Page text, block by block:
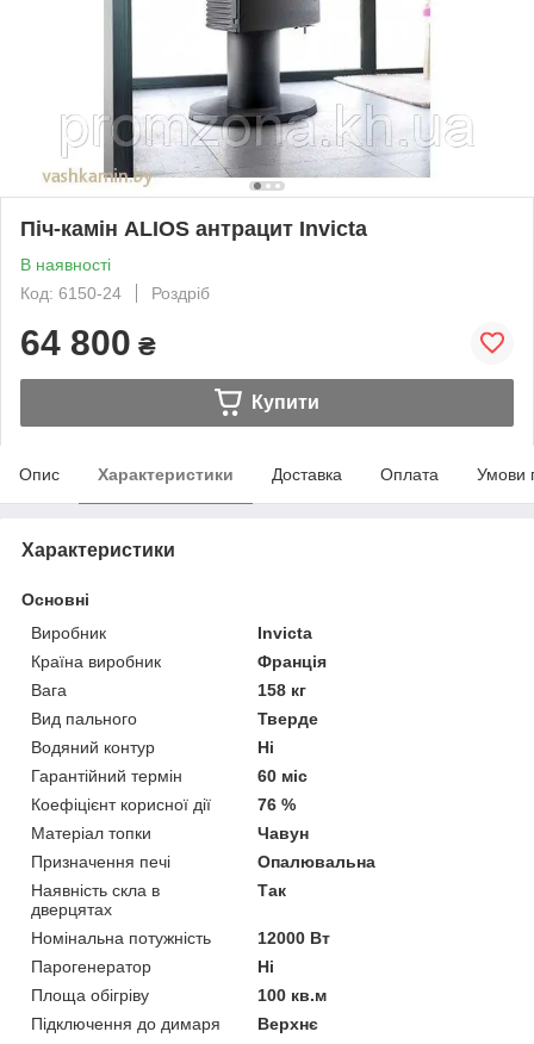
Піч-камін ALIOS антрацит Invicta
В наявності
Код: 6150-24
Роздріб
64 800 ₴
Купити
Опис Характеристики Доставка Оплата Умови
Характеристики
Основні
Виробник
Invicta
Країна виробник
Франція
Вага
158 кг
Вид пального
Тверде
Водяний контур
Ні
Гарантійний термін
60 міс
Коефіцієнт корисної дії
76 %
Матеріал топки
Чавун
Призначення печі
Опалювальна
Наявність скла в
дверцятах
Так
Номінальна потужність
12000 Вт
Парогенератор
Ні
Площа обігріву
100 кв.м
Підключення до димаря
Верхнє